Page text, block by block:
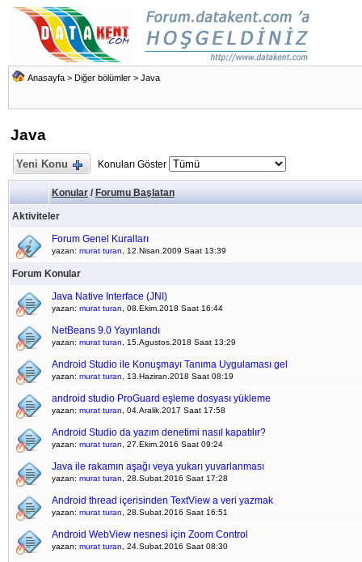
Anasayfa > Diğer bölümler > Java
Java
Yeni Konu Konuları Göster
Konular / Forumu Başlatan
Aktiviteler
Forum Genel Kuralları
yazan: murat turan , 12.Nisan.2009 Saat 13:39
Forum Konular
Java Native Interface (JNI)
yazan: murat turan , 08.Ekim.2018 Saat 16:44
NetBeans 9.0 Yayınlandı
yazan: murat turan , 15.Agustos.2018 Saat 13:29
Android Studio ile Konuşmayı Tanıma Uygulaması gel
yazan: murat turan , 13.Haziran.2018 Saat 08:19
android studio ProGuard eşleme dosyası yükleme
yazan: murat turan , 04.Aralik.2017 Saat 17:58
Android Studio da yazım denetimi nasıl kapatılır?
yazan: murat turan , 27.Ekim.2016 Saat 09:24
Java ile rakamın aşağı veya yukarı yuvarlanması
yazan: murat turan , 28.Subat.2016 Saat 17:28
Android thread içerisinden TextView a veri yazmak
yazan: murat turan , 28.Subat.2016 Saat 16:51
Android WebView nesnesi için Zoom Control
yazan: murat turan , 24.Subat.2016 Saat 08:30